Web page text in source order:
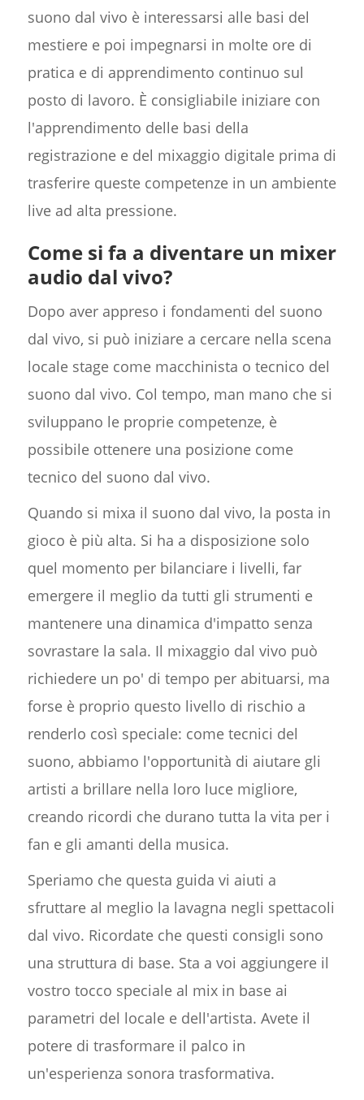
suono dal vivo è interessarsi alle basi del
mestiere e poi impegnarsi in molte ore di
pratica e di apprendimento continuo sul
posto di lavoro. È consigliabile iniziare con
l'apprendimento delle basi della
registrazione e del mixaggio digitale prima di
trasferire queste competenze in un ambiente
live ad alta pressione.
Come si fa a diventare un mixer
audio dal vivo?
Dopo aver appreso i fondamenti del suono
dal vivo, si può iniziare a cercare nella scena
locale stage come macchinista o tecnico del
suono dal vivo. Col tempo, man mano che si
sviluppano le proprie competenze, è
possibile ottenere una posizione come
tecnico del suono dal vivo.
Quando si mixa il suono dal vivo, la posta in
gioco è più alta. Si ha a disposizione solo
quel momento per bilanciare i livelli, far
emergere il meglio da tutti gli strumenti e
mantenere una dinamica d'impatto senza
sovrastare la sala. Il mixaggio dal vivo può
richiedere un po' di tempo per abituarsi, ma
forse è proprio questo livello di rischio a
renderlo così speciale: come tecnici del
suono, abbiamo l'opportunità di aiutare gli
artisti a brillare nella loro luce migliore,
creando ricordi che durano tutta la vita per i
fan e gli amanti della musica.
Speriamo che questa guida vi aiuti a
sfruttare al meglio la lavagna negli spettacoli
dal vivo. Ricordate che questi consigli sono
una struttura di base. Sta a voi aggiungere il
vostro tocco speciale al mix in base ai
parametri del locale e dell'artista. Avete il
potere di trasformare il palco in
un'esperienza sonora trasformativa.